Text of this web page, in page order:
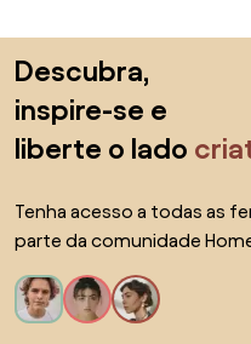
Descubra,
inspire-se e
liberte o lado
Tenha acesso a todas as
parte da comunidade